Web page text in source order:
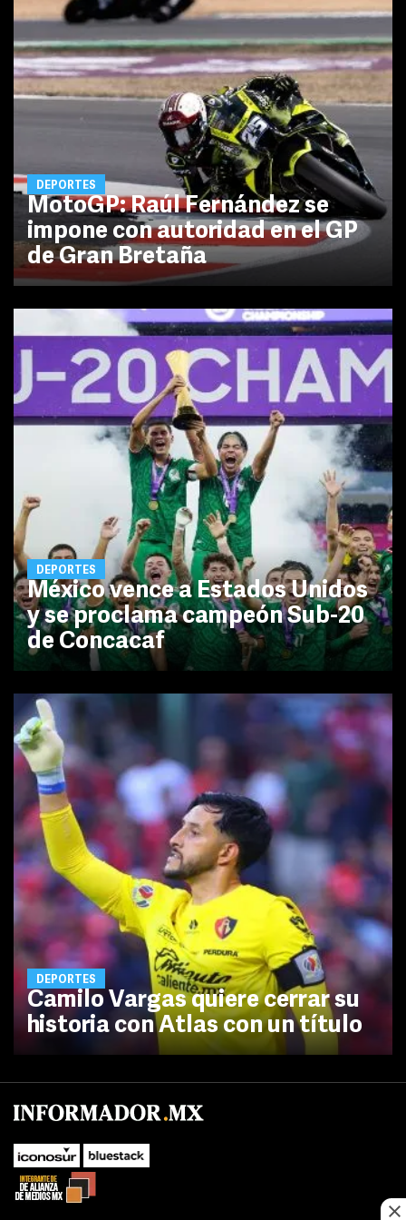
DEPORTES
MotoGP: Raúl Fernández se
impone con autoridad en el GP
de Gran Bretaña
DEPORTES
México vence a Estados Unidos
y se proclama campeón Sub-20
de Concacaf
DEPORTES
Camilo Vargas quiere cerrar su
historia con Atlas con un título